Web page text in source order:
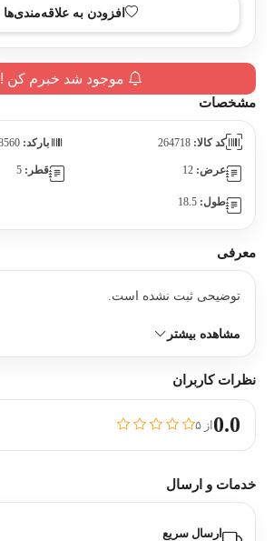
افزودن به علاقه‌مندی‌ها
موجود شد خبرم کن !
مشخصات
کد کالا: بارکد:
عرض: 12 قطر: 5
طول: 18.5
معرفی
توضیحی ثبت نشده است.
مشاهده بیشتر
نظرات کاربران
0.0از ۵
خدمات و ارسال
ارسال سریع